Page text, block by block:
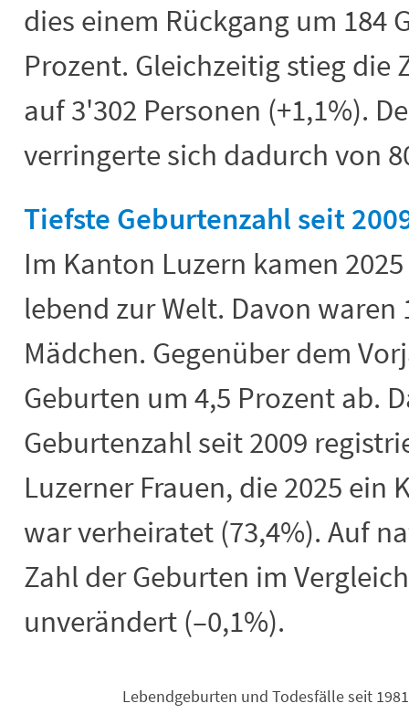
dies einem Rückgang um 184
Prozent. Gleichzeitig stieg die
auf 3'302 Personen (+1,1%).
verringerte sich dadurch von
Tiefste Geburtenzahl seit
Im Kanton Luzern kamen
lebend zur Welt. Davon waren
Mädchen. Gegenüber dem
Geburten um 4,5 Prozent ab.
Geburtenzahl seit 2009
Luzerner Frauen, die 2025 ein
war verheiratet (73,4%). Auf
Zahl der Geburten im
unverändert (–0,1%).
Lebendgeburten und Todesfälle seit 1981